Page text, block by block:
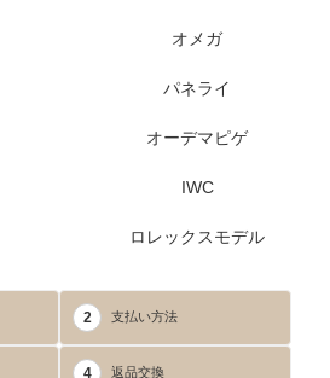
オメガ
パネライ
オーデマピゲ
IWC
ロレックスモデル
2 支払い方法
4 返品交換